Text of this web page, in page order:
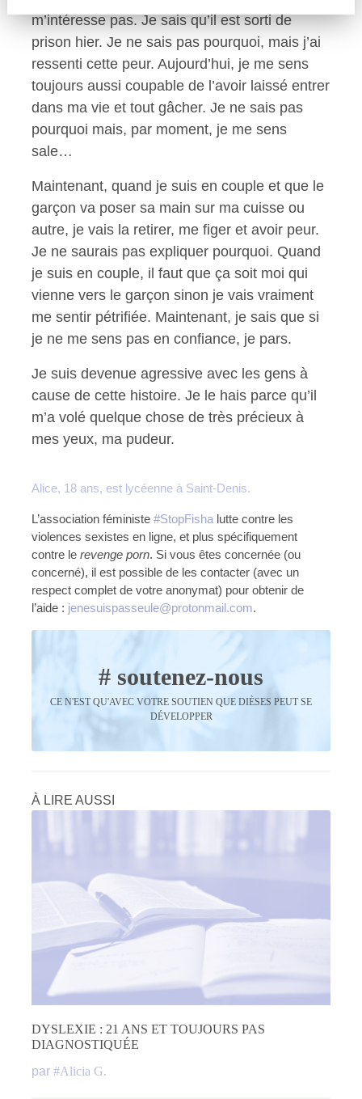
m’intéresse pas. Je sais qu’il est sorti de
prison hier. Je ne sais pas pourquoi, mais j’ai
ressenti cette peur. Aujourd’hui, je me sens
toujours aussi coupable de l’avoir laissé entrer
dans ma vie et tout gâcher. Je ne sais pas
pourquoi mais, par moment, je me sens
sale…
Maintenant, quand je suis en couple et que le
garçon va poser sa main sur ma cuisse ou
autre, je vais la retirer, me figer et avoir peur.
Je ne saurais pas expliquer pourquoi. Quand
je suis en couple, il faut que ça soit moi qui
vienne vers le garçon sinon je vais vraiment
me sentir pétrifiée. Maintenant, je sais que si
je ne me sens pas en confiance, je pars.
Je suis devenue agressive avec les gens à
cause de cette histoire. Je le hais parce qu’il
m’a volé quelque chose de très précieux à
mes yeux, ma pudeur.
Alice, 18 ans, est lycéenne à Saint-Denis.
L’association féministe #StopFishalutte contre les
violences sexistes en ligne, et plus spécifiquement
contre le revenge porn. Si vous êtes concernée (ou
concerné), il est possible de les contacter (avec un
respect complet de votre anonymat) pour obtenir de
l’aide : jenesuispasseule@protonmail.com.
# soutenez-nous
CE N'EST QU'AVEC VOTRE SOUTIEN QUE DIÈSES PEUT SE
DÉVELOPPER
À LIRE AUSSI
DYSLEXIE : 21 ANS ET TOUJOURS PAS
DIAGNOSTIQUÉE
par #Alicia G.